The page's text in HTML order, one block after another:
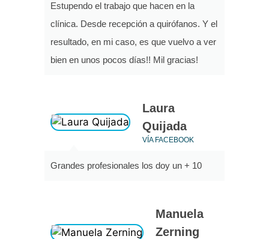
Estupendo el trabajo que hacen en la
clínica. Desde recepción a quirófanos. Y el
resultado, en mi caso, es que vuelvo a ver
bien en unos pocos días!! Mil gracias!
Grandes profesionales los doy un + 10
Laura
Quijada
VÍA FACEBOOK
Manuela
Zerning